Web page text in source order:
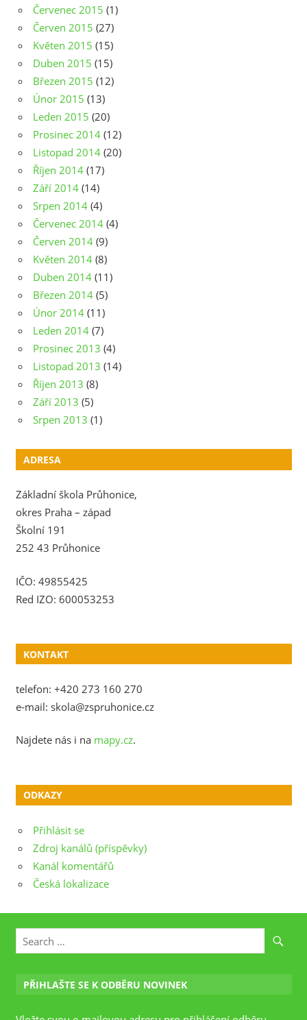
Červenec 2015 (1)
Červen 2015 (27)
Květen 2015 (15)
Duben 2015 (15)
Březen 2015 (12)
Únor 2015 (13)
Leden 2015 (20)
Prosinec 2014 (12)
Listopad 2014 (20)
Říjen 2014 (17)
Září 2014 (14)
Srpen 2014 (4)
Červenec 2014 (4)
Červen 2014 (9)
Květen 2014 (8)
Duben 2014 (11)
Březen 2014 (5)
Únor 2014 (11)
Leden 2014 (7)
Prosinec 2013 (4)
Listopad 2013 (14)
Říjen 2013 (8)
Září 2013 (5)
Srpen 2013 (1)
ADRESA
Základní škola Průhonice,
okres Praha – západ
Školní 191
252 43 Průhonice
IČO: 49855425
Red IZO: 600053253
KONTAKT
telefon: +420 273 160 270
e-mail: skola@zspruhonice.cz
Najdete nás i na mapy.cz.
ODKAZY
Přihlásit se
Zdroj kanálů (příspěvky)
Kanál komentářů
Česká lokalizace
PŘIHLAŠTE SE K ODBĚRU NOVINEK